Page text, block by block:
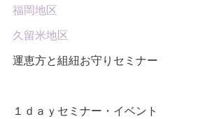
福岡地区
久留米地区
運恵方と組紐お守りセミナー
１ｄａｙセミナー・イベント